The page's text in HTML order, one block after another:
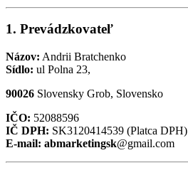
1. Prevádzkovateľ
Názov: Andrii Bratchenko
Sídlo: ul Polna 23,
90026 Slovensky Grob, Slovensko
IČO: 52088596
IČ DPH: SK3120414539 (Platca DPH)
E-mail: abmarketingsk@gmail.com